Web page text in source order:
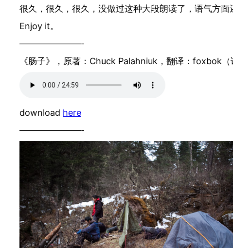
很久，很久，很久，没做过这种大段朗读了，语气方
Enjoy it。
———————-
《肠子》，原著：Chuck Palahniuk，翻译：foxbok（
download here
———————-